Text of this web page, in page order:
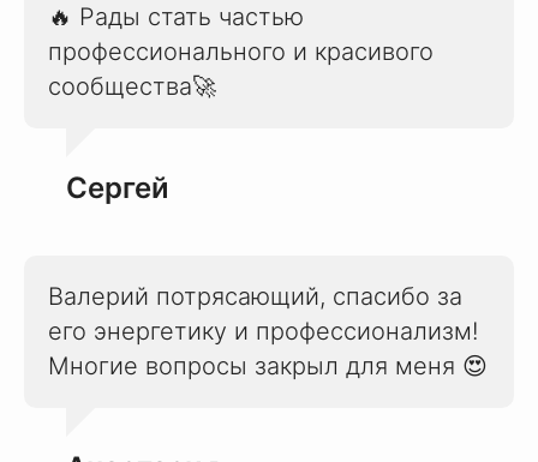
🔥 Рады стать частью
профессионального и красивого
сообщества🚀
Сергей
Валерий потрясающий, спасибо за
его энергетику и профессионализм!
Многие вопросы закрыл для меня 😍